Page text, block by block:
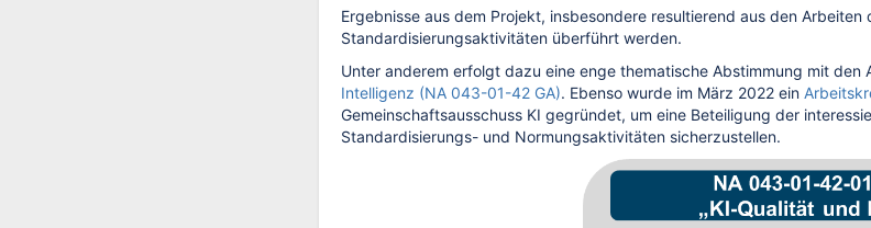
Ergebnisse aus dem Projekt, insbesondere resultierend aus den
Standardisierungsaktivitäten überführt werden.
Unter anderem erfolgt dazu eine enge thematische Abstimmung mit den
Intelligenz (NA 043-01-42 GA). Ebenso wurde im März 2022 ein
Gemeinschaftsausschuss KI gegründet, um eine Beteiligung der
Standardisierungs- und Normungsaktivitäten sicherzustellen.